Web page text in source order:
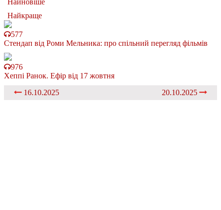
Найновіше
Найкраще
577
Стендап від Роми Мельника: про спільний перегляд фільмів
976
Хеппі Ранок. Ефір від 17 жовтня
16.10.2025
20.10.2025